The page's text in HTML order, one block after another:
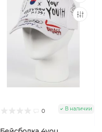
0 В наличии